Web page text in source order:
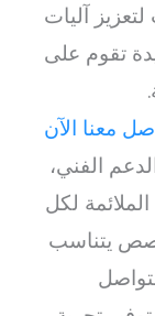
آليات
تقوم على
معنا الآن
الفني،
لكل
يتناسب